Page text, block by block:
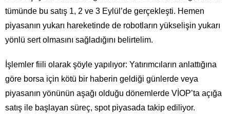
tümünde bu satış 1, 2 ve 3 Eylül’de gerçekleşti. Hemen
piyasanın yukarı hareketinde de robotların yükselişin yukarı
yönlü sert olmasını sağladığını belirtelim.
İşlemler fiili olarak şöyle yapılıyor: Yatırımcıların anlattığına
göre borsa için kötü bir haberin geldiği günlerde veya
piyasanın yönünün aşağı olduğu dönemlerde VİOP’ta açığa
satış ile başlayan süreç, spot piyasada takip ediliyor.